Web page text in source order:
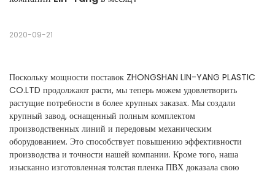
2020-09-21
Поскольку мощности поставок ZHONGSHAN LIN-YANG PLASTIC
CO.LTD продолжают расти, мы теперь можем удовлетворить
растущие потребности в более крупных заказах. Мы создали
крупный завод, оснащенный полным комплектом
производственных линий и передовым механическим
оборудованием. Это способствует повышению эффективности
производства и точности нашей компании. Кроме того, наша
изысканно изготовленная толстая пленка ПВХ доказала свою